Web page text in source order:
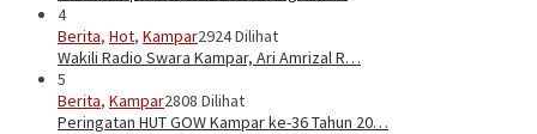
4
Berita, Hot, Kampar2924 Dilihat
Wakili Radio Swara Kampar, Ari Amrizal R…
5
Berita, Kampar2808 Dilihat
Peringatan HUT GOW Kampar ke-36 Tahun 20…